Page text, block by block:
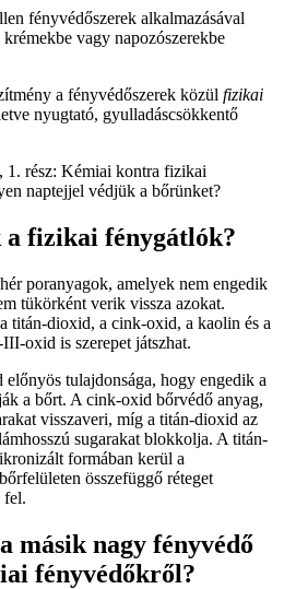
fényvédőszerek alkalmazásával
vagy napozószerekbe
a fényvédőszerek közül fizikai
nyugtató, gyulladáscsökkentő
a fizikai fénygátlók?
poranyagok, amelyek nem engedik
tükörként verik vissza azokat.
titán-dioxid, a cink-oxid, a kaolin és a
oxid is szerepet játszhat.
tulajdonsága, hogy engedik a
a bőrt. A cink-oxid bőrvédő anyag,
visszaveri, míg a titán-dioxid az
sugarakat blokkolja. A titán-
formában kerül a
összefüggő réteget
fel.
másik nagy fényvédő
fényvédőkről?